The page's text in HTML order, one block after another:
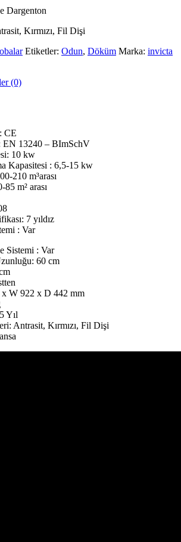
Dargenton
Kırmızı, Fil Dişi
Etiketler: Odun, Döküm Marka: invicta
(0)
CE
EN 13240 – BImSchV
10 kw
Kapasitesi : 6,5-15 kw
210 m³arası
85 m² arası
7 yıldız
: Var
Sistemi : Var
60 cm
W 922 x D 442 mm
Yıl
Antrasit, Kırmızı, Fil Dişi